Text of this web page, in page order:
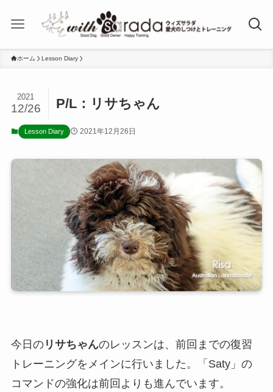
ホーム Lesson Diary
P/L：リサちゃん
2021
12/26
Lesson Diary 2021年12月26日
今日のリサちゃんのレッスンは、前回までの復習
トレーニングをメインに行いました。「Saty」の
コマンドの強化は前回よりも進んでいます。